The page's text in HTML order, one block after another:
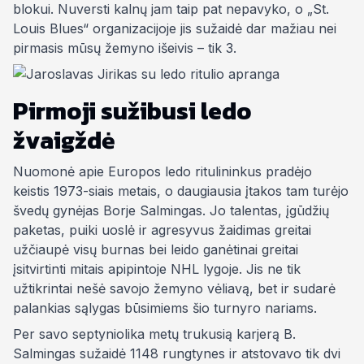
blokui. Nuversti kalnų jam taip pat nepavyko, o „St.
Louis Blues“ organizacijoje jis sužaidė dar mažiau nei
pirmasis mūsų žemyno išeivis – tik 3.
Pirmoji sužibusi ledo
žvaigždė
Nuomonė apie Europos ledo ritulininkus pradėjo
keistis 1973-siais metais, o daugiausia įtakos tam turėjo
švedų gynėjas Borje Salmingas. Jo talentas, įgūdžių
paketas, puiki uoslė ir agresyvus žaidimas greitai
užčiaupė visų burnas bei leido ganėtinai greitai
įsitvirtinti mitais apipintoje NHL lygoje. Jis ne tik
užtikrintai nešė savojo žemyno vėliavą, bet ir sudarė
palankias sąlygas būsimiems šio turnyro nariams.
Per savo septyniolika metų trukusią karjerą B.
Salmingas sužaidė 1148 rungtynes ir atstovavo tik dvi